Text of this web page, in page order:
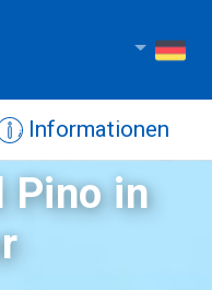
Informationen
Pino in